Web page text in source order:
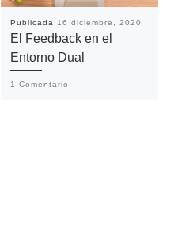
Publicada 16 diciembre, 2020
El Feedback en el
Entorno Dual
1 Comentario